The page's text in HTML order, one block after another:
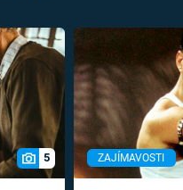
5 ZAJÍMAVOSTI